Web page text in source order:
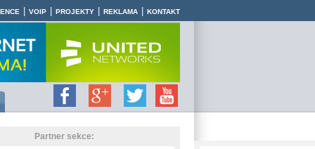
VOIP PROJEKTY REKLAMA KONTAKT
Partner sekce: